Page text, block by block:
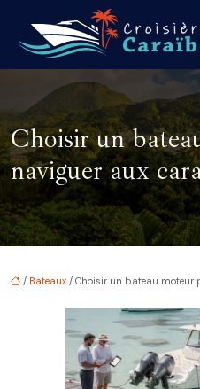
Choisir un
naviguer aux
/ Bateaux / Choisir un bateau moteur